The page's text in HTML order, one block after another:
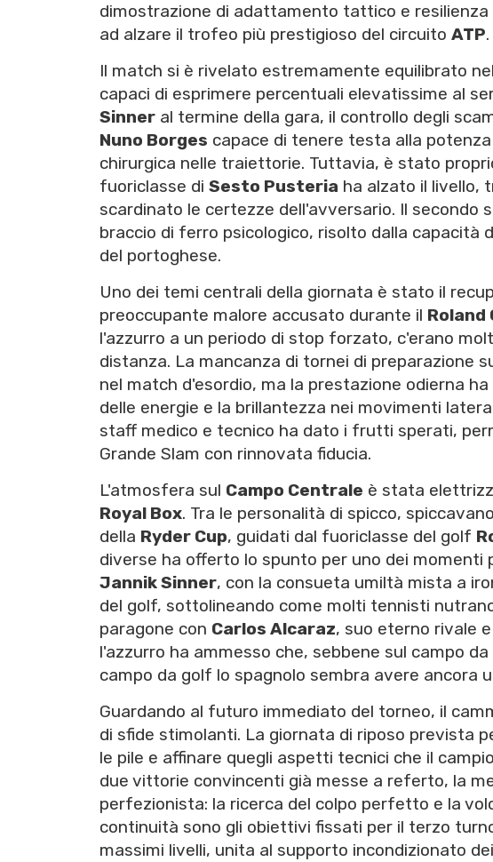
dimostrazione di adattamento tattico e
ad alzare il trofeo più prestigioso del circuito ATP.
Il match si è rivelato estremamente equilibrato
capaci di esprimere percentuali elevatissime al
Sinner al termine della gara, il controllo degli
Nuno Borges capace di tenere testa alla
chirurgica nelle traiettorie. Tuttavia, è stato
fuoriclasse di Sesto Pusteria ha alzato il livello,
scardinato le certezze dell'avversario. Il secondo
braccio di ferro psicologico, risolto dalla capacità
del portoghese.
Uno dei temi centrali della giornata è stato il
preoccupante malore accusato durante il Roland
l'azzurro a un periodo di stop forzato, c'erano
distanza. La mancanza di tornei di preparazione
nel match d'esordio, ma la prestazione odierna
delle energie e la brillantezza nei movimenti
staff medico e tecnico ha dato i frutti sperati,
Grande Slam con rinnovata fiducia.
L'atmosfera sul Campo Centrale è stata
Royal Box. Tra le personalità di spicco,
della Ryder Cup, guidati dal fuoriclasse del golf
diverse ha offerto lo spunto per uno dei
Jannik Sinner, con la consueta umiltà mista a
del golf, sottolineando come molti tennisti
paragone con Carlos Alcaraz, suo eterno rivale
l'azzurro ha ammesso che, sebbene sul campo
campo da golf lo spagnolo sembra avere ancora
Guardando al futuro immediato del torneo, il
di sfide stimolanti. La giornata di riposo prevista
le pile e affinare quegli aspetti tecnici che il
due vittorie convincenti già messe a referto, la
perfezionista: la ricerca del colpo perfetto e la
continuità sono gli obiettivi fissati per il terzo
massimi livelli, unita al supporto incondizionato